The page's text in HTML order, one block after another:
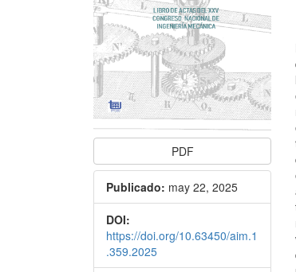
PDF
Publicado: may 22, 2025
DOI:
https://doi.org/10.63450/aim.1
.359.2025